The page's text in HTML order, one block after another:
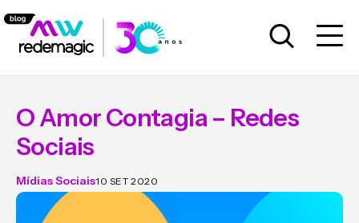
O Amor Contagia – Redes
Sociais
Mídias Sociais10 SET 2020